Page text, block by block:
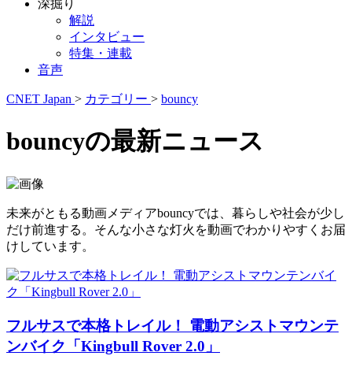
深掘り
解説
インタビュー
特集・連載
音声
CNET Japan > カテゴリー > bouncy
bouncyの最新ニュース
未来がともる動画メディアbouncyでは、暮らしや社会が少し
だけ前進する。そんな小さな灯火を動画でわかりやすくお届
けしています。
フルサスで本格トレイル！ 電動アシストマウンテ
ンバイク「Kingbull Rover 2.0」